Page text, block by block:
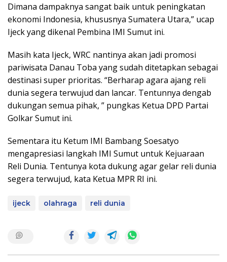
Dimana dampaknya sangat baik untuk peningkatan
ekonomi Indonesia, khususnya Sumatera Utara,” ucap
Ijeck yang dikenal Pembina IMI Sumut ini.
Masih kata Ijeck, WRC nantinya akan jadi promosi
pariwisata Danau Toba yang sudah ditetapkan sebagai
destinasi super prioritas. “Berharap agara ajang reli
dunia segera terwujud dan lancar. Tentunnya dengab
dukungan semua pihak, ” pungkas Ketua DPD Partai
Golkar Sumut ini.
Sementara itu Ketum IMI Bambang Soesatyo
mengapresiasi langkah IMI Sumut untuk Kejuaraan
Reli Dunia. Tentunya kota dukung agar gelar reli dunia
segera terwujud, kata Ketua MPR RI ini.
ijeck olahraga reli dunia